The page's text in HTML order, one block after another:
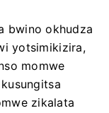
bwino okhudza
yotsimikizira,
momwe
zikalata